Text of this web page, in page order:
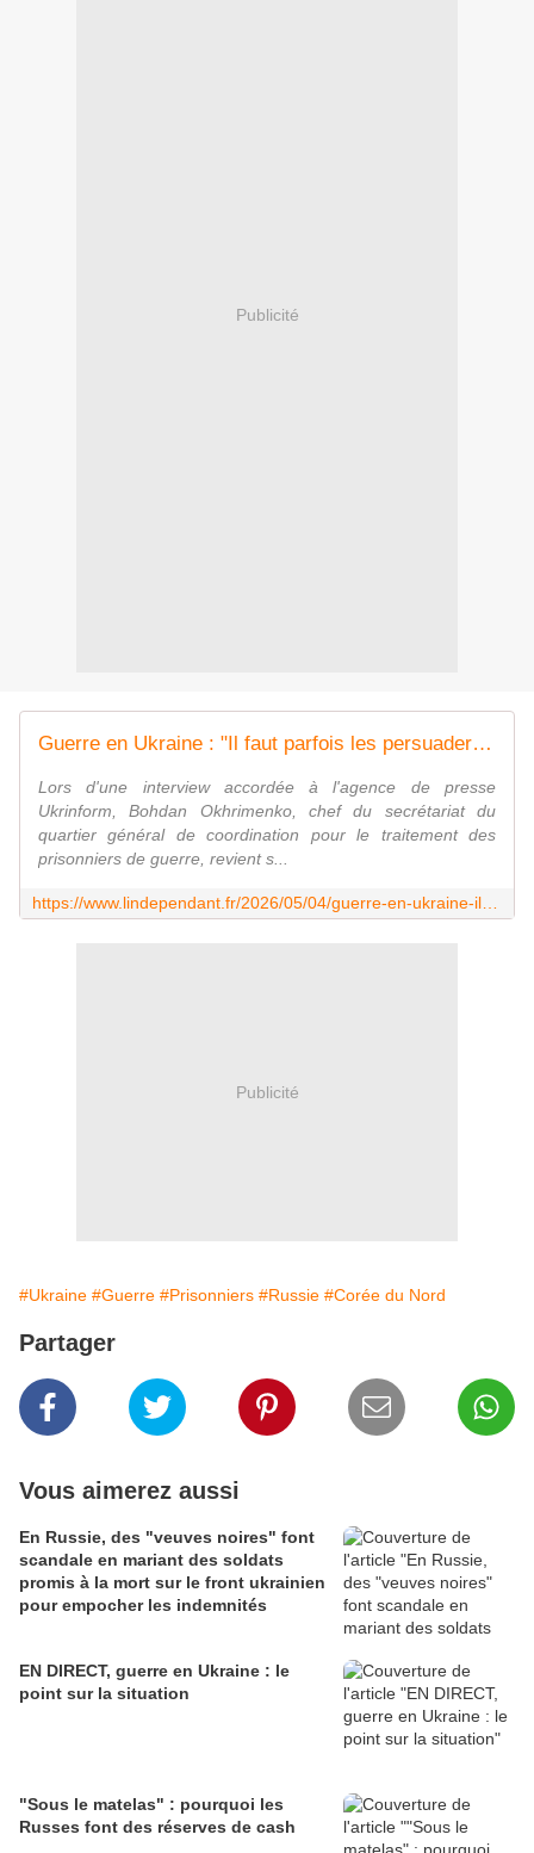
Publicité
Guerre en Ukraine : "Il faut parfois les persuader de les reprendre...", abandonnés au profit des Nord-Coréens, les soldats russes ne seraient pas prioritaires lors des échanges de prisonniers
Lors d'une interview accordée à l'agence de presse
Ukrinform, Bohdan Okhrimenko, chef du secrétariat du
quartier général de coordination pour le traitement des
prisonniers de guerre, revient s...
Publicité
#Ukraine #Guerre #Prisonniers #Russie #Corée du Nord
Partager
Vous aimerez aussi
En Russie, des "veuves noires" font
scandale en mariant des soldats
promis à la mort sur le front ukrainien
pour empocher les indemnités
EN DIRECT, guerre en Ukraine : le
point sur la situation
"Sous le matelas" : pourquoi les
Russes font des réserves de cash